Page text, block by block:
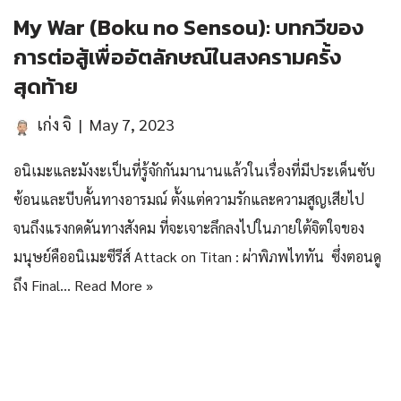
My War (Boku no Sensou): บทกวีของ
การต่อสู้เพื่ออัตลักษณ์ในสงครามครั้ง
สุดท้าย
เก่ง จิ May 7, 2023
อนิเมะและมังงะเป็นที่รู้จักกันมานานแล้วในเรื่องที่มีประเด็นซับ
ซ้อนและบีบคั้นทางอารมณ์ ตั้งแต่ความรักและความสูญเสียไป
จนถึงแรงกดดันทางสังคม ที่จะเจาะลึกลงไปในภายใต้จิตใจของ
มนุษย์คืออนิเมะซีรีส์ Attack on Titan : ผ่าพิภพไททัน ซึ่งตอนดู
ถึง Final… Read More »